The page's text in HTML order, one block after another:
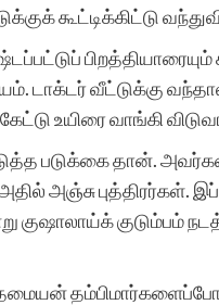
கூட்டிக்கிட்டு
டாக்டர் வீட்டுக்கு
உயிரை வாங்கி
படுக்கை தான்.
அஞ்சு புத்திரர்கள்.
குஷாலாய்க் குடும்பம்